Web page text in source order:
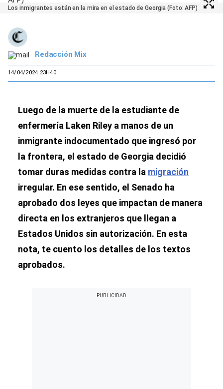
Los inmigrantes están en la mira en el estado de Georgia (Foto: AFP)
Redacción Mix
14/04/2024 23H40
Luego de la muerte de la estudiante de
enfermería Laken Riley a manos de un
inmigrante indocumentado que ingresó por
la frontera, el estado de Georgia decidió
tomar duras medidas contra la migración
irregular. En ese sentido, el Senado ha
aprobado dos leyes que impactan de manera
directa en los extranjeros que llegan a
Estados Unidos sin autorización. En esta
nota, te cuento los detalles de los textos
aprobados.